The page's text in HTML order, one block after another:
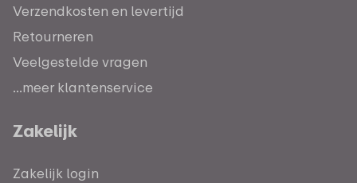
Verzendkosten en levertijd
Retourneren
Veelgestelde vragen
...meer klantenservice
Zakelijk
Zakelijk login